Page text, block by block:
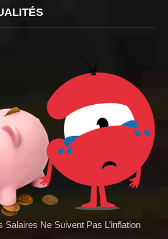
Salaires Ne Suivent Pas L’inflation